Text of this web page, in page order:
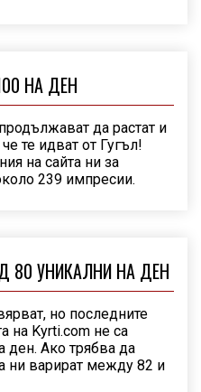
НА ДЕН
да растат и
те идват от Гугъл!
на сайта ни за
239 импресии.
80 УНИКАЛНИ НА ДЕН
но последните
на Kyrti.com не са
ден. Ако трябва да
ни варират между 82 и